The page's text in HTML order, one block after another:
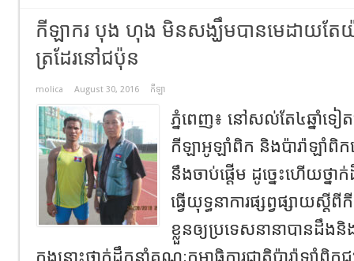
កីឡាករ បុង ហុង មិនសង្ឃឹមបានមេដាយត
ត្រដែរនៅជប៉ុន
molica August 30, 2016 កីឡា
ភ្នំពេញ៖ នៅសល់តែ៤ឆ្នាំទៀ
កីឡាអូឡាំពិក និងប៉ារ៉ាឡាំពិ
នឹងចាប់ផ្តើម ដូច្នេះហើយថ្ន
ធ្វើយុទ្ធនាការផ្សព្វផ្សាយ
ខ្លួនឲ្យប្រទេសនានាបានដឹង
ក្នុងនោះថ្នាក់ដឹកនាំគណៈកម្មាធិការជាតិប៉ារ៉ាឡាំពិក